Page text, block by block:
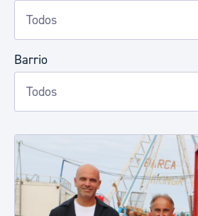
Barrio